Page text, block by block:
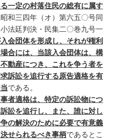
一定の村落住民の総有に属す
和三四年（オ）第六五〇号同
法廷判決・民集二〇巻九号一
会団体を形成し、それが権利
合には、当該入会団体は、構
動産につき、これを争う者を
訴訟を追行する原告適格を有
である。
者適格は、特定の訴訟物につ
訟を追行し、また、誰に対し
の解決のために必要で有意義
せられるべき事柄であるとこ